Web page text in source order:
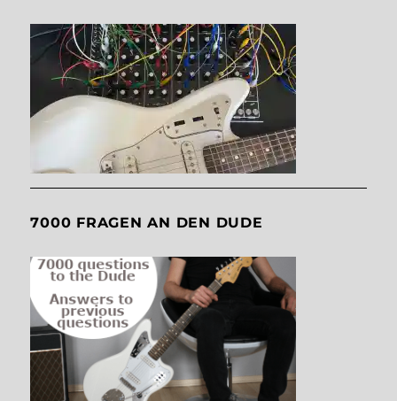
7000 FRAGEN AN DEN DUDE